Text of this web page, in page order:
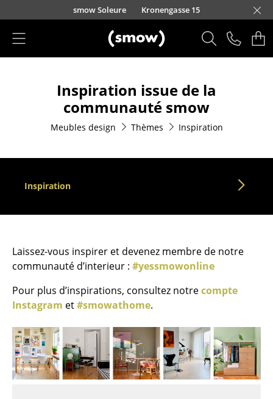
Accéder directement au contenu
smow Soleure Kronengasse 15
Fauteuils lounge
Chaises
Chaises et Tabourets de bar
Tabourets
Bancs & Chaises longues
Poufs poires
Chaises de jardin
Inspiration issue de la
communauté smow
Meubles design Thèmes Inspiration
Inspiration
Laissez-vous inspirer et devenez membre de notre
communauté d’interieur : #yessmowonline
Pour plus d’inspirations, consultez notrecompte
Instagram et#smowathome.